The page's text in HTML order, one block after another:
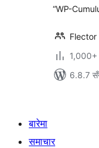
“WP-
Flector
1,000+
6.8.7
बारेमा
समाचार